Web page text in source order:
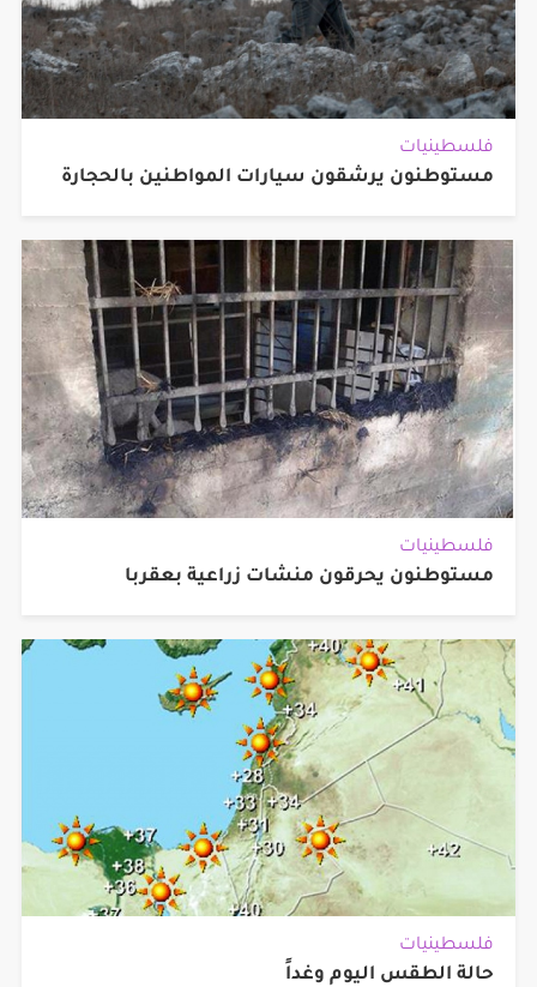
فلسطينيات
مستوطنون يرشقون سيارات المواطنين بالحجارة
فلسطينيات
مستوطنون يحرقون منشات زراعية بعقربا
فلسطينيات
حالة الطقس اليوم وغداً